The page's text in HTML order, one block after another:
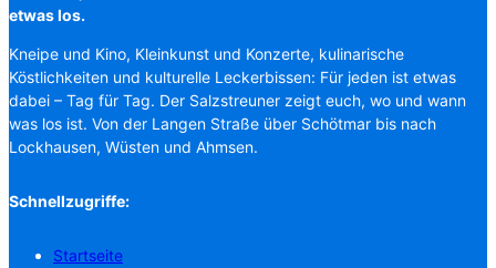
etwas los.
Kneipe und Kino, Kleinkunst und Konzerte, kulinarische
Köstlichkeiten und kulturelle Leckerbissen: Für jeden ist etwas
dabei – Tag für Tag. Der Salzstreuner zeigt euch, wo und wann
was los ist. Von der Langen Straße über Schötmar bis nach
Lockhausen, Wüsten und Ahmsen.
Schnellzugriffe:
Startseite